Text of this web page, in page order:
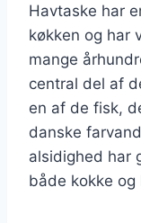
Havtaske har
køkken og har
mange
central del af
en af de fisk,
danske
alsidighed har
både kokke og